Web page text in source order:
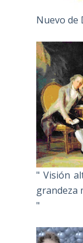
Nuevo de
" Visión
grandeza
"